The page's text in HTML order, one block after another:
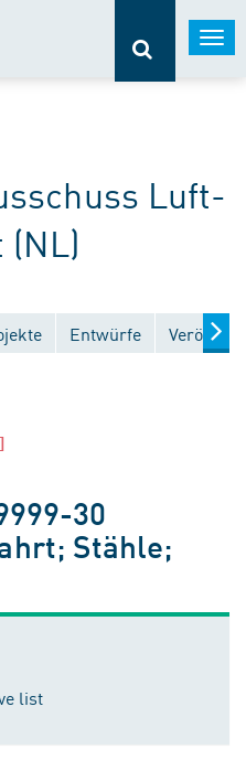
Luft-
Entwürfe
30
Stähle;
list